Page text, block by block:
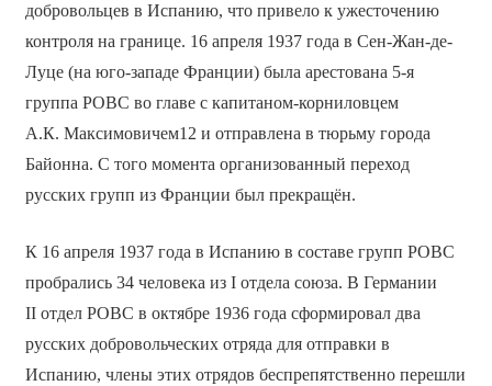
добровольцев в Испанию, что привело к ужесточению
контроля на границе. 16 апреля 1937 года в Сен-Жан-де-
Луце (на юго-западе Франции) была арестована 5-я
группа РОВС во главе с капитаном-корниловцем
А.К. Максимовичем12 и отправлена в тюрьму города
Байонна. С того момента организованный переход
русских групп из Франции был прекращён.
К 16 апреля 1937 года в Испанию в составе групп РОВС
пробрались 34 человека из I отдела союза. В Германии
II отдел РОВС в октябре 1936 года сформировал два
русских добровольческих отряда для отправки в
Испанию, члены этих отрядов беспрепятственно перешли